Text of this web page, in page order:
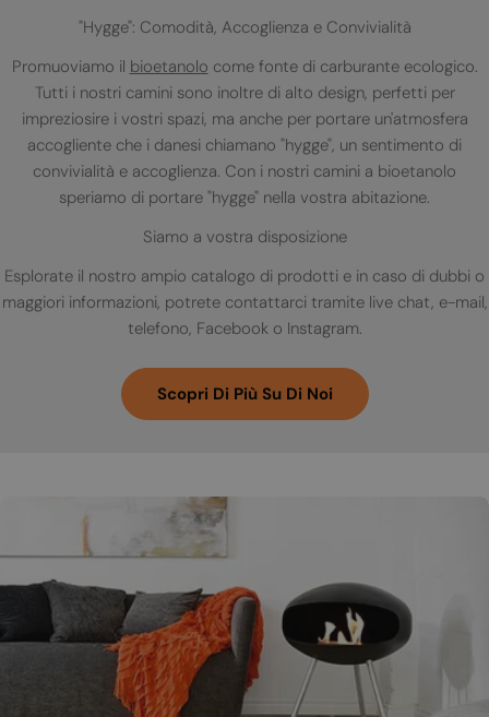
"Hygge": Comodità, Accoglienza e Convivialità
Promuoviamo il bioetanolo come fonte di carburante ecologico.
Tutti i nostri camini sono inoltre di alto design, perfetti per
impreziosire i vostri spazi, ma anche per portare un'atmosfera
accogliente che i danesi chiamano "hygge", un sentimento di
convivialità e accoglienza. Con i nostri camini a bioetanolo
speriamo di portare "hygge" nella vostra abitazione.
Siamo a vostra disposizione
Esplorate il nostro ampio catalogo di prodotti e in caso di dubbi o
maggiori informazioni, potrete contattarci tramite live chat, e-mail,
telefono, Facebook o Instagram.
Scopri Di Più Su Di Noi